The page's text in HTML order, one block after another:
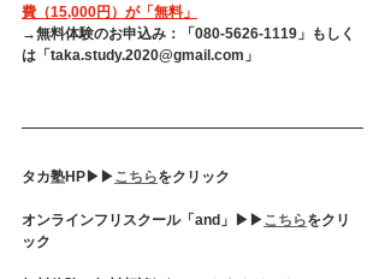
費（15,000円）が「無料」
→無料体験のお申込み：「080-5626-1119」もしく
は「taka.study.2020@gmail.com」
タカ塾HP▶︎▶︎こちらをクリック
オンラインフリスクール「and」▶︎▶︎こちらをクリ
ック